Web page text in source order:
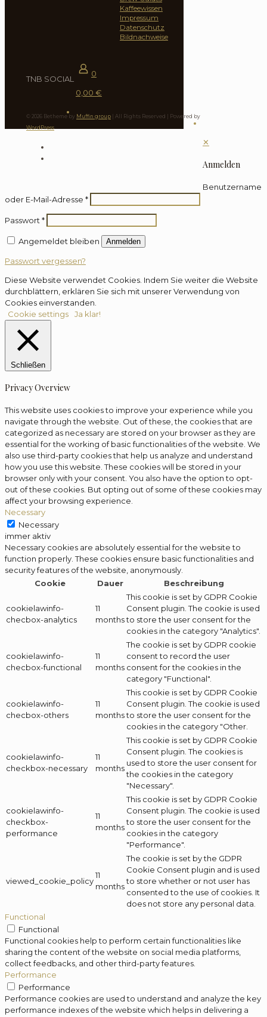
Kaffeewissen
Impressum
Datenschutz
Bildnachweise
TNB SOCIAL
© 2026 Betheme by Muffin group| All Rights Reserved | Powered by
WordPress
0
0,00 €
✕
Anmelden
Benutzername
oder E-Mail-Adresse *
Passwort *
Angemeldet bleiben Anmelden
Passwort vergessen?
Diese Website verwendet Cookies. Indem Sie weiter die Website
durchblättern, erklären Sie sich mit unserer Verwendung von
Cookies einverstanden.
Cookie settings
Ja klar!
Schließen
Privacy Overview
This website uses cookies to improve your experience while you
navigate through the website. Out of these, the cookies that are
categorized as necessary are stored on your browser as they are
essential for the working of basic functionalities of the website. We
also use third-party cookies that help us analyze and understand
how you use this website. These cookies will be stored in your
browser only with your consent. You also have the option to opt-
out of these cookies. But opting out of some of these cookies may
affect your browsing experience.
Necessary
Necessary
immer aktiv
Necessary cookies are absolutely essential for the website to
function properly. These cookies ensure basic functionalities and
security features of the website, anonymously.
Cookie
Dauer Beschreibung
cookielawinfo-
checbox-analytics
11
months
This cookie is set by GDPR Cookie
Consent plugin. The cookie is used
to store the user consent for the
cookies in the category "Analytics".
cookielawinfo-
checbox-functional
11
months
The cookie is set by GDPR cookie
consent to record the user
consent for the cookies in the
category "Functional".
cookielawinfo-
checbox-others
11
months
This cookie is set by GDPR Cookie
Consent plugin. The cookie is used
to store the user consent for the
cookies in the category "Other.
cookielawinfo-
checkbox-necessary
11
months
This cookie is set by GDPR Cookie
Consent plugin. The cookies is
used to store the user consent for
the cookies in the category
"Necessary".
cookielawinfo-
checkbox-
performance
11
months
This cookie is set by GDPR Cookie
Consent plugin. The cookie is used
to store the user consent for the
cookies in the category
"Performance".
viewed_cookie_policy
11
months
The cookie is set by the GDPR
Cookie Consent plugin and is used
to store whether or not user has
consented to the use of cookies. It
does not store any personal data.
Functional
Functional
Functional cookies help to perform certain functionalities like
sharing the content of the website on social media platforms,
collect feedbacks, and other third-party features.
Performance
Performance
Performance cookies are used to understand and analyze the key
performance indexes of the website which helps in delivering a